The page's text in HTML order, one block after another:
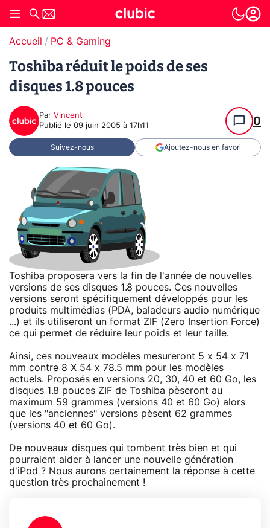
Accueil PC & Gaming
Toshiba réduit le poids de ses
disques 1.8 pouces
Par Vincent
Publié le 09 juin 2005 à 17h11 0
Suivez-nous Ajoutez-nous en favori
Toshiba proposera vers la fin de l'année de nouvelles
versions de ses disques 1.8 pouces. Ces nouvelles
versions seront spécifiquement développés pour les
produits multimédias (PDA, baladeurs audio numérique
...) et ils utiliseront un format ZIF (Zero Insertion Force)
ce qui permet de réduire leur poids et leur taille.
Ainsi, ces nouveaux modèles mesureront 5 x 54 x 71
mm contre 8 X 54 x 78.5 mm pour les modèles
actuels. Proposés en versions 20, 30, 40 et 60 Go, les
disques 1.8 pouces ZIF de Toshiba pèseront au
maximum 59 grammes (versions 40 et 60 Go) alors
que les "anciennes" versions pèsent 62 grammes
(versions 40 et 60 Go).
De nouveaux disques qui tombent très bien et qui
pourraient aider à lancer une nouvelle génération
d'iPod ? Nous aurons certainement la réponse à cette
question très prochainement !